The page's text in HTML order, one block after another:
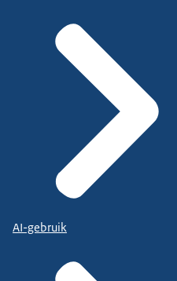
AI-gebruik